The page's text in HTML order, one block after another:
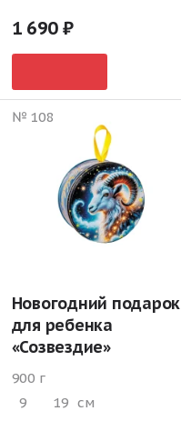
1 690
№ 108
Новогодний подарок
для ребенка
«Созвездие»
900 г
9
19 см